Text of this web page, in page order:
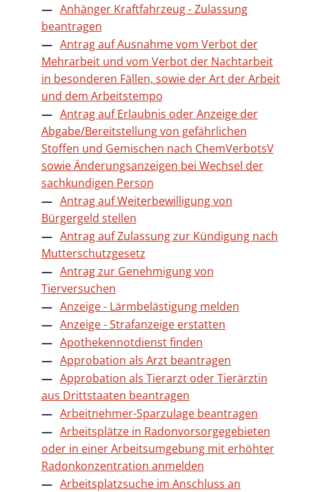
Anhänger Kraftfahrzeug - Zulassung
beantragen
Antrag auf Ausnahme vom Verbot der
Mehrarbeit und vom Verbot der Nachtarbeit
in besonderen Fällen, sowie der Art der Arbeit
und dem Arbeitstempo
Antrag auf Erlaubnis oder Anzeige der
Abgabe/Bereitstellung von gefährlichen
Stoffen und Gemischen nach ChemVerbotsV
sowie Änderungsanzeigen bei Wechsel der
sachkundigen Person
Antrag auf Weiterbewilligung von
Bürgergeld stellen
Antrag auf Zulassung zur Kündigung nach
Mutterschutzgesetz
Antrag zur Genehmigung von
Tierversuchen
Anzeige - Lärmbelästigung melden
Anzeige - Strafanzeige erstatten
Apothekennotdienst finden
Approbation als Arzt beantragen
Approbation als Tierarzt oder Tierärztin
aus Drittstaaten beantragen
Arbeitnehmer-Sparzulage beantragen
Arbeitsplätze in Radonvorsorgegebieten
oder in einer Arbeitsumgebung mit erhöhter
Radonkonzentration anmelden
Arbeitsplatzsuche im Anschluss an